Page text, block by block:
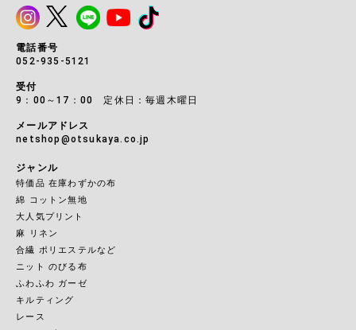
電話番号
052-935-5121
受付
9：00～17：00 定休日：毎週木曜日
メールアドレス
netshop@otsukaya.co.jp
ジャンル
特価品 在庫わずかの布
綿 コットン無地
大人気プリント
麻 リネン
合繊 ポリエステルなど
ニット のびる布
ふわふわ ガーゼ
キルティング
レース